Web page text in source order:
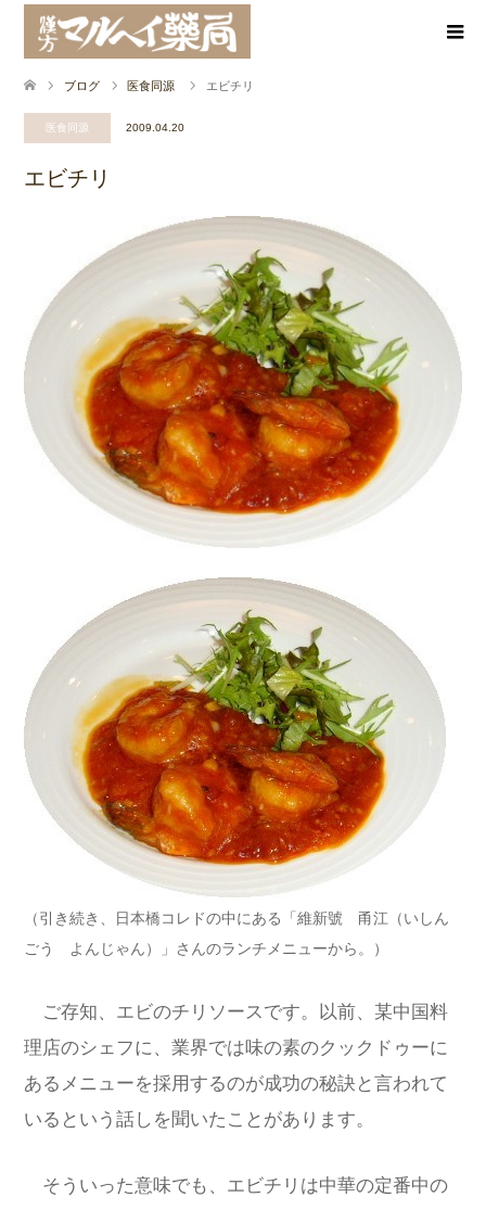
ブログ 医食同源 エビチリ
医食同源 2009.04.20
エビチリ
（引き続き、日本橋コレドの中にある「維新號 甬江（いしん
ごう よんじゃん）」さんのランチメニューから。）
ご存知、エビのチリソースです。以前、某中国料
理店のシェフに、業界では味の素のクックドゥーに
あるメニューを採用するのが成功の秘訣と言われて
いるという話しを聞いたことがあります。
そういった意味でも、エビチリは中華の定番中の